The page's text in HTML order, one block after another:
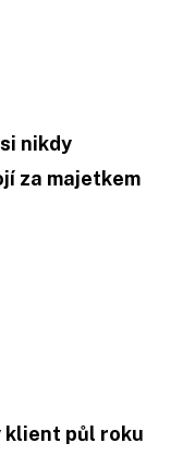
nikdy
za majetkem
klient půl roku